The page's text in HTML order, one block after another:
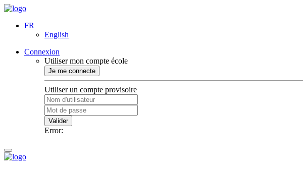
FR
English
Connexion
Utiliser mon compte école
Je me connecte
Utiliser un compte provisoire
Valider
Error: